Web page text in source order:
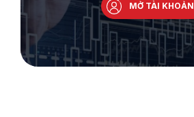
MỞ TÀI KHOẢN